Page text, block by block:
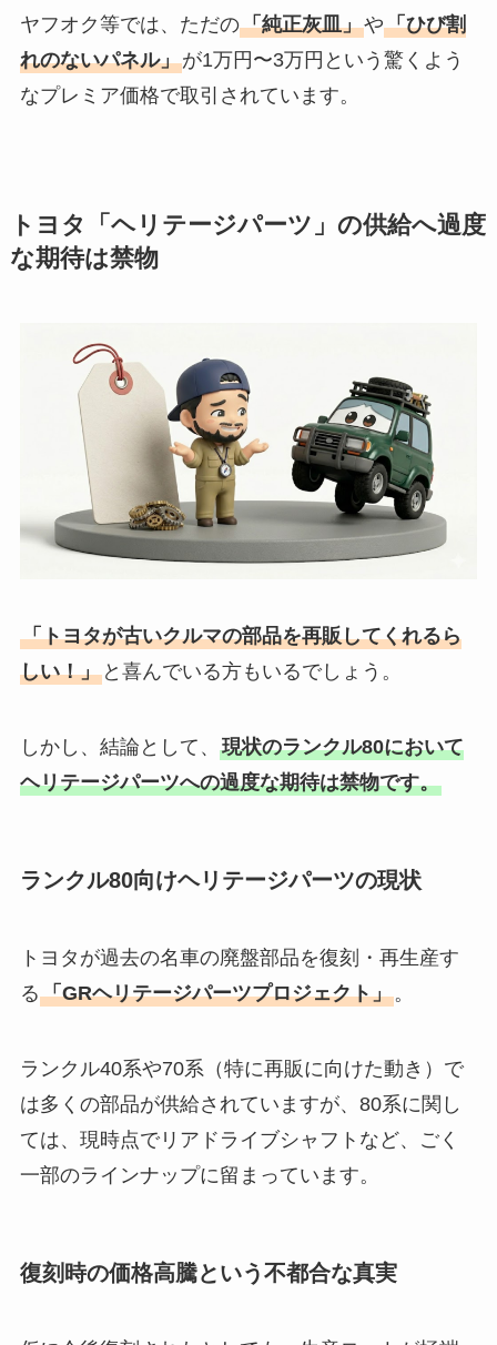
ヤフオク等では、ただの「純正灰皿」や「ひび割
れのないパネル」が1万円〜3万円という驚くよう
なプレミア価格で取引されています。
トヨタ「ヘリテージパーツ」の供給へ過度
な期待は禁物
「トヨタが古いクルマの部品を再販してくれるら
しい！」と喜んでいる方もいるでしょう。
しかし、結論として、 現状のランクル80において
ヘリテージパーツへの過度な期待は禁物です。
ランクル80向けヘリテージパーツの現状
トヨタが過去の名車の廃盤部品を復刻・再生産す
る「GRヘリテージパーツプロジェクト」。
ランクル40系や70系（特に再販に向けた動き）で
は多くの部品が供給されていますが、80系に関し
ては、現時点でリアドライブシャフトなど、ごく
一部のラインナップに留まっています。
復刻時の価格高騰という不都合な真実